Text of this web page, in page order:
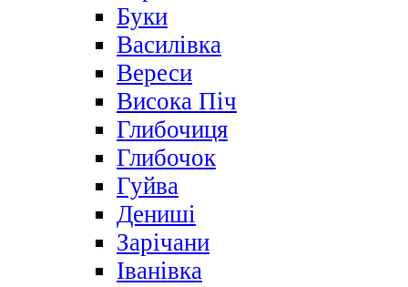
Буки
Василівка
Вереси
Висока Піч
Глибочиця
Глибочок
Гуйва
Дениші
Зарічани
Іванівка